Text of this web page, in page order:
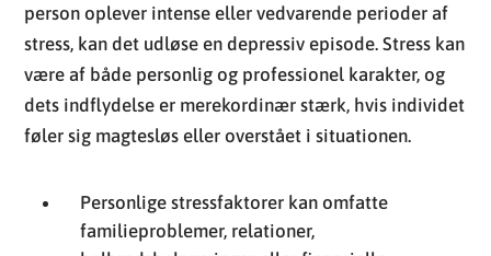
person oplever intense eller vedvarende perioder af
stress, kan det udløse en depressiv episode. Stress kan
være af både personlig og professionel karakter, og
dets indflydelse er merekordinær stærk, hvis individet
føler sig magtesløs eller overstået i situationen.
Personlige stressfaktorer kan omfatte
familieproblemer, relationer,